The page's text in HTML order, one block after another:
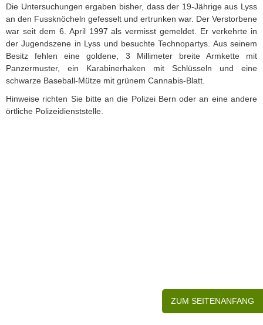
Die Untersuchungen ergaben bisher, dass der 19-Jährige aus Lyss
an den Fussknöcheln gefesselt und ertrunken war. Der Verstorbene
war seit dem 6. April 1997 als vermisst gemeldet. Er verkehrte in
der Jugendszene in Lyss und besuchte Technopartys. Aus seinem
Besitz fehlen eine goldene, 3 Millimeter breite Armkette mit
Panzermuster, ein Karabinerhaken mit Schlüsseln und eine
schwarze Baseball-Mütze mit grünem Cannabis-Blatt.
Hinweise richten Sie bitte an die Polizei Bern oder an eine andere
örtliche Polizeidienststelle.
ZUM SEITENANFANG